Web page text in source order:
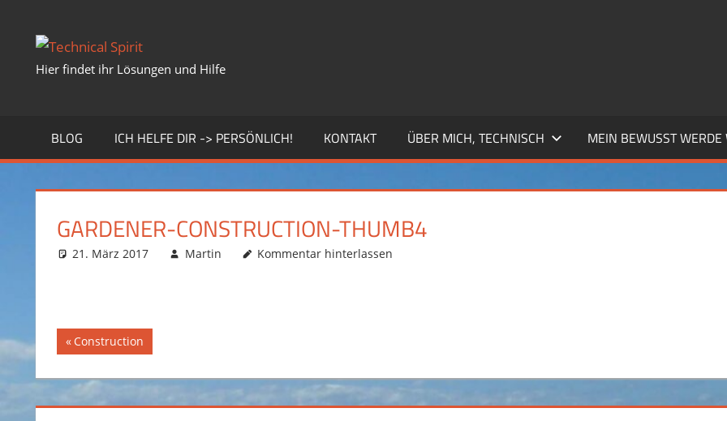
Hier findet ihr Lösungen und Hilfe
BLOG ICH HELFE DIR -> PERSÖNLICH! KONTAKT ÜBER MICH, TECHNISCH MEIN BEWUSST WERDE
GARDENER-CONSTRUCTION-THUMB4
21. März 2017 Martin Kommentar hinterlassen
Beitragsnavigation
Vorheriger
Construction